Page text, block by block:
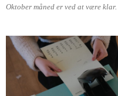
Oktober måned er ved at være klar.